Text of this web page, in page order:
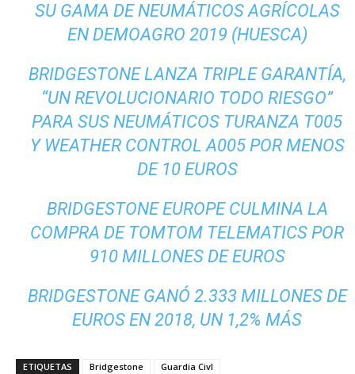
SU GAMA DE NEUMÁTICOS AGRÍCOLAS
EN DEMOAGRO 2019 (HUESCA)
BRIDGESTONE LANZA TRIPLE GARANTÍA,
“UN REVOLUCIONARIO TODO RIESGO”
PARA SUS NEUMÁTICOS TURANZA T005
Y WEATHER CONTROL A005 POR MENOS
DE 10 EUROS
BRIDGESTONE EUROPE CULMINA LA
COMPRA DE TOMTOM TELEMATICS POR
910 MILLONES DE EUROS
BRIDGESTONE GANÓ 2.333 MILLONES DE
EUROS EN 2018, UN 1,2% MÁS
ETIQUETAS Bridgestone Guardia Civl